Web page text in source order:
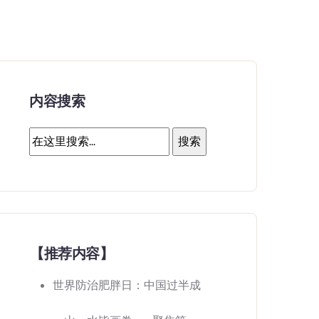
内容搜索
【推荐内容】
世界防治肥胖日：中国过半成